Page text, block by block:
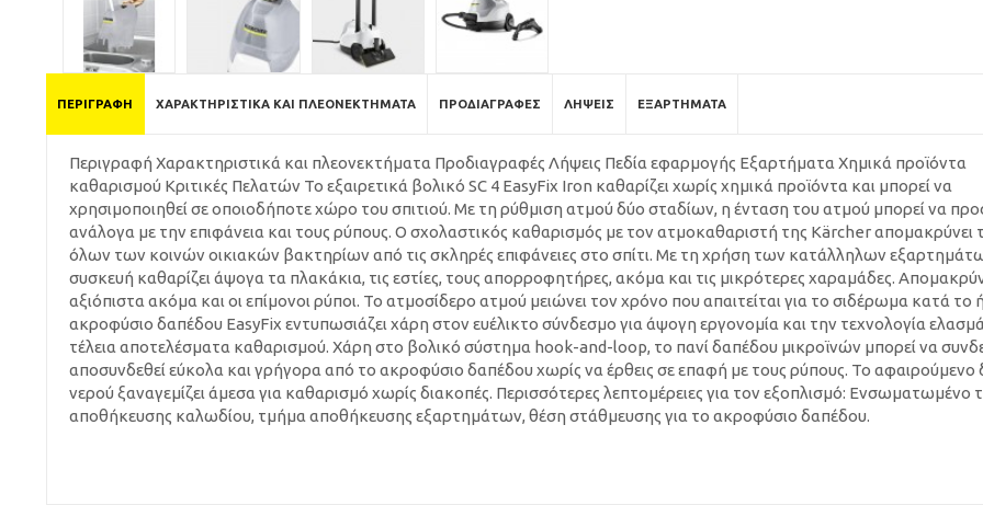
ΠΕΡΙΓΡΑΦΉ ΧΑΡΑΚΤΗΡΙΣΤΙΚΆ ΚΑΙ ΠΛΕΟΝΕΚΤΉΜΑΤΑ ΠΡΟΔΙΑΓΡΑΦΈΣ ΛΉΨΕΙΣ ΕΞΑΡΤΉΜΑΤΑ
Περιγραφή Χαρακτηριστικά και πλεονεκτήματα Προδιαγραφές Λήψεις Πεδία εφαρμογής Εξαρτήματα Χημικά προϊόντα
καθαρισμού Κριτικές Πελατών Το εξαιρετικά βολικό SC 4 EasyFix Iron καθαρίζει χωρίς χημικά προϊόντα και μπορεί να
χρησιμοποιηθεί σε οποιοδήποτε χώρο του σπιτιού. Με τη ρύθμιση ατμού δύο σταδίων, η ένταση του ατμού μπορεί να
ανάλογα με την επιφάνεια και τους ρύπους. Ο σχολαστικός καθαρισμός με τον ατμοκαθαριστή της Kärcher απομακρύνει
όλων των κοινών οικιακών βακτηρίων από τις σκληρές επιφάνειες στο σπίτι. Με τη χρήση των κατάλληλων
συσκευή καθαρίζει άψογα τα πλακάκια, τις εστίες, τους απορροφητήρες, ακόμα και τις μικρότερες χαραμάδες.
αξιόπιστα ακόμα και οι επίμονοι ρύποι. Το ατμοσίδερο ατμού μειώνει τον χρόνο που απαιτείται για το σιδέρωμα κατά το
ακροφύσιο δαπέδου EasyFix εντυπωσιάζει χάρη στον ευέλικτο σύνδεσμο για άψογη εργονομία και την τεχνολογία
τέλεια αποτελέσματα καθαρισμού. Χάρη στο βολικό σύστημα hook-and-loop, το πανί δαπέδου μικροϊνών μπορεί να
αποσυνδεθεί εύκολα και γρήγορα από το ακροφύσιο δαπέδου χωρίς να έρθεις σε επαφή με τους ρύπους. Το αφαιρούμενο
νερού ξαναγεμίζει άμεσα για καθαρισμό χωρίς διακοπές. Περισσότερες λεπτομέρειες για τον εξοπλισμό: Ενσωματωμένο
αποθήκευσης καλωδίου, τμήμα αποθήκευσης εξαρτημάτων, θέση στάθμευσης για το ακροφύσιο δαπέδου.